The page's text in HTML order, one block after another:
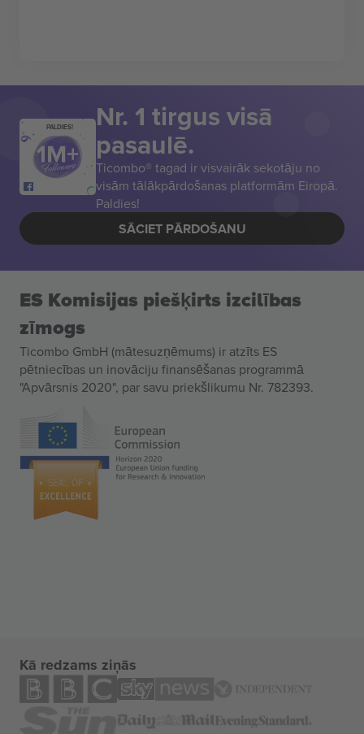
PALDIES! Nr. 1 tirgus visā
pasaulē.
Ticombo® tagad ir visvairāk sekotāju no
visām tālākpārdošanas platformām Eiropā.
Paldies!
SĀCIET PĀRDOŠANU
ES Komisijas piešķirts izcilības
zīmogs
Ticombo GmbH (mātesuzņēmums) ir atzīts ES
pētniecības un inovāciju finansēšanas programmā
"Apvārsnis 2020", par savu priekšlikumu Nr. 782393.
Kā redzams ziņās